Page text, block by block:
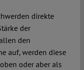
direkte
der
den
auf, werden diese
oder aber als